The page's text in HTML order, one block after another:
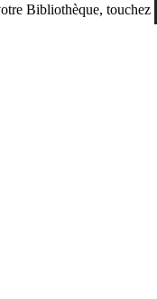
Bibliothèque, touchez